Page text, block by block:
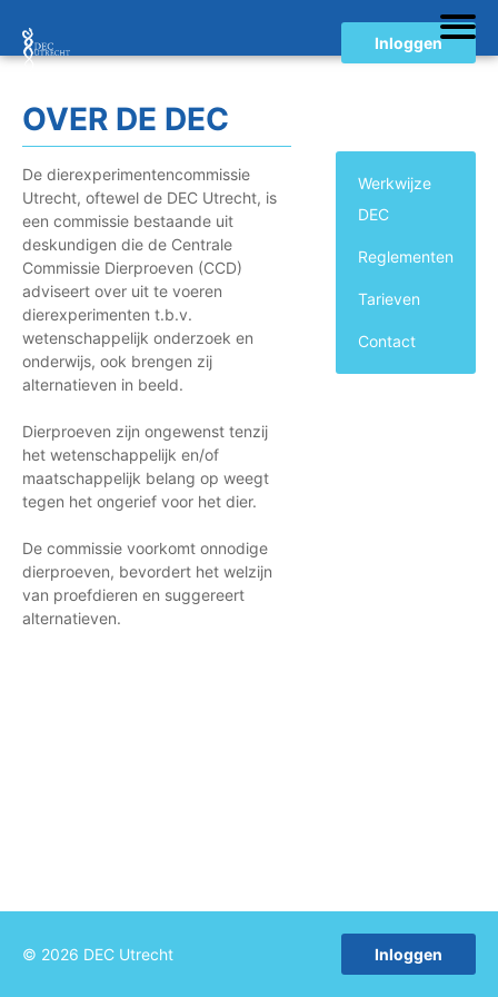
Inloggen
OVER DE DEC
De dierexperimentencommissie
Utrecht, oftewel de DEC Utrecht, is
een commissie bestaande uit
deskundigen die de Centrale
Commissie Dierproeven (CCD)
adviseert over uit te voeren
dierexperimenten t.b.v.
wetenschappelijk onderzoek en
onderwijs, ook brengen zij
alternatieven in beeld.
Dierproeven zijn ongewenst tenzij
het wetenschappelijk en/of
maatschappelijk belang op weegt
tegen het ongerief voor het dier.
De commissie voorkomt onnodige
dierproeven, bevordert het welzijn
van proefdieren en suggereert
alternatieven.
Werkwijze
DEC
Reglementen
Tarieven
Contact
Inloggen
© 2026 DEC Utrecht